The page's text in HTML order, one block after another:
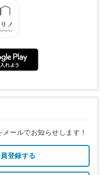
ールでお知らせします！
登録する